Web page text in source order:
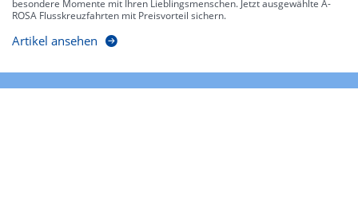
besondere Momente mit Ihren Lieblingsmenschen. Jetzt ausgewählte A-
ROSA Flusskreuzfahrten mit Preisvorteil sichern.
Artikel ansehen